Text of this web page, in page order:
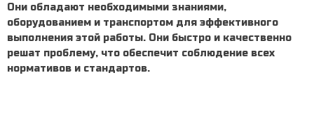
Они обладают необходимыми знаниями,
оборудованием и транспортом для эффективного
выполнения этой работы. Они быстро и качественно
решат проблему, что обеспечит соблюдение всех
нормативов и стандартов.